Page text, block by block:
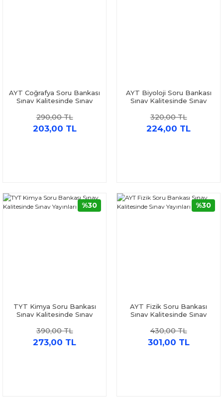
AYT Coğrafya Soru Bankası
Sınav Kalitesinde Sınav
290,00 TL
203,00 TL
AYT Biyoloji Soru Bankası
Sınav Kalitesinde Sınav
320,00 TL
224,00 TL
TYT Kimya Soru Bankası
Sınav Kalitesinde Sınav
390,00 TL
273,00 TL
%30
AYT Fizik Soru Bankası
Sınav Kalitesinde Sınav
430,00 TL
301,00 TL
%30